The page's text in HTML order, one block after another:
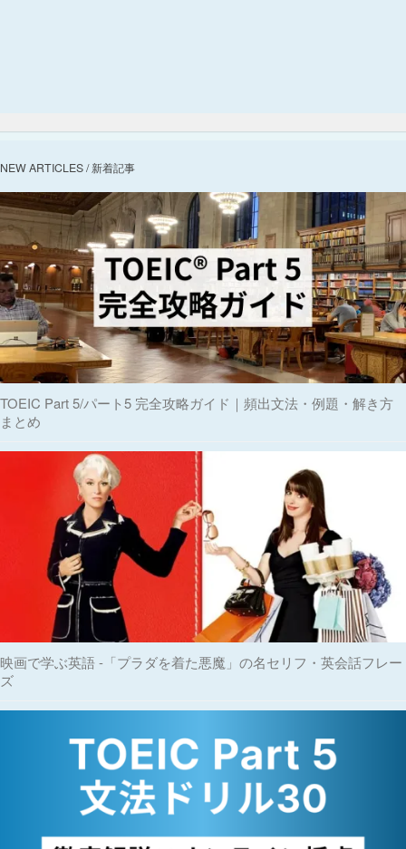
NEW ARTICLES / 新着記事
TOEIC Part 5/パート5 完全攻略ガイド｜頻出文法・例題・解き方
まとめ
映画で学ぶ英語 -「プラダを着た悪魔」の名セリフ・英会話フレー
ズ